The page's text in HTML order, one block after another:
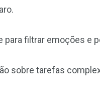
filtrar emoções e
sobre tarefas